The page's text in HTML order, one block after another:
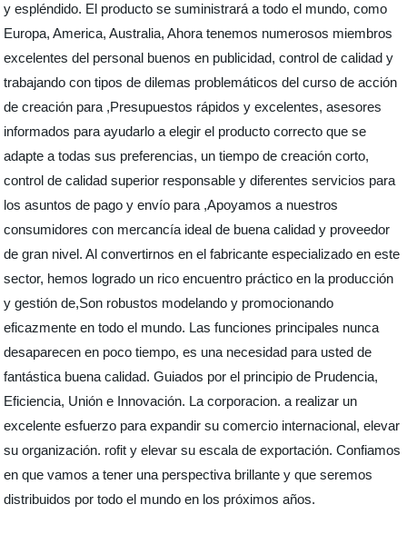
y espléndido. El producto se suministrará a todo el mundo, como
Europa, America, Australia, Ahora tenemos numerosos miembros
excelentes del personal buenos en publicidad, control de calidad y
trabajando con tipos de dilemas problemáticos del curso de acción
de creación para ,Presupuestos rápidos y excelentes, asesores
informados para ayudarlo a elegir el producto correcto que se
adapte a todas sus preferencias, un tiempo de creación corto,
control de calidad superior responsable y diferentes servicios para
los asuntos de pago y envío para ,Apoyamos a nuestros
consumidores con mercancía ideal de buena calidad y proveedor
de gran nivel. Al convertirnos en el fabricante especializado en este
sector, hemos logrado un rico encuentro práctico en la producción
y gestión de,Son robustos modelando y promocionando
eficazmente en todo el mundo. Las funciones principales nunca
desaparecen en poco tiempo, es una necesidad para usted de
fantástica buena calidad. Guiados por el principio de Prudencia,
Eficiencia, Unión e Innovación. La corporacion. a realizar un
excelente esfuerzo para expandir su comercio internacional, elevar
su organización. rofit y elevar su escala de exportación. Confiamos
en que vamos a tener una perspectiva brillante y que seremos
distribuidos por todo el mundo en los próximos años.